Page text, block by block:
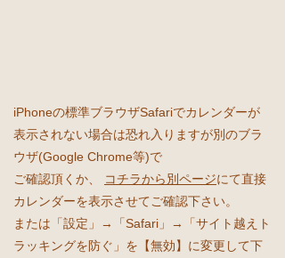
iPhoneの標準ブラウザSafariでカレンダーが
表示されない場合は恐れ入りますが別のブラ
ウザ(Google Chrome等)で
ご確認頂くか、
コチラから別ページにて直接
カレンダーを表示させてご確認下さい。
または「設定」→「Safari」→「サイト越えト
ラッキングを防ぐ」を【無効】に変更して下